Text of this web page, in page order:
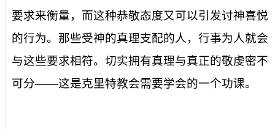
要求来衡量，而这种恭敬态度又可以引发讨神喜悦
的行为。那些受神的真理支配的人，行事为人就会
与这些要求相符。切实拥有真理与真正的敬虔密不
可分——这是克里特教会需要学会的一个功课。